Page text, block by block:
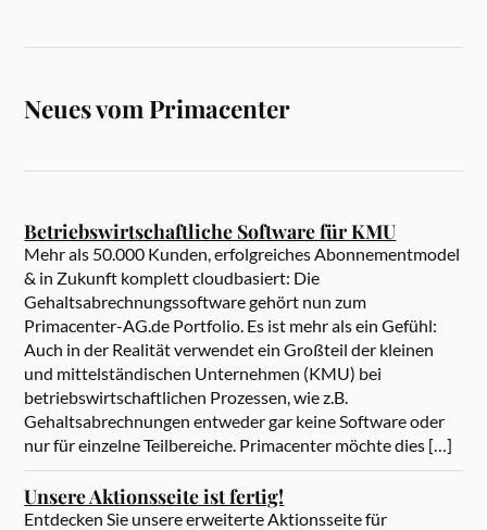
Neues vom Primacenter
Betriebswirtschaftliche Software für KMU
Mehr als 50.000 Kunden, erfolgreiches Abonnementmodel
& in Zukunft komplett cloudbasiert: Die
Gehaltsabrechnungssoftware gehört nun zum
Primacenter-AG.de Portfolio. Es ist mehr als ein Gefühl:
Auch in der Realität verwendet ein Großteil der kleinen
und mittelständischen Unternehmen (KMU) bei
betriebswirtschaftlichen Prozessen, wie z.B.
Gehaltsabrechnungen entweder gar keine Software oder
nur für einzelne Teilbereiche. Primacenter möchte dies […]
Unsere Aktionsseite ist fertig!
Entdecken Sie unsere erweiterte Aktionsseite für